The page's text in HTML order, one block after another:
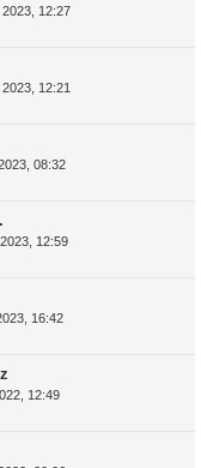
2023, 12:27
12:21
08:32
12:59
16:42
12:49